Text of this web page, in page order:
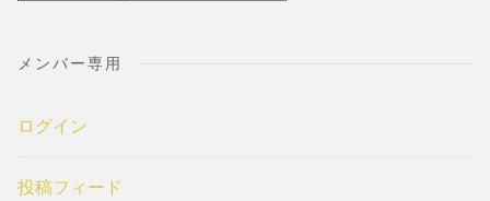
ゴ
ー
メンバー専用
ログイン
投稿フィード